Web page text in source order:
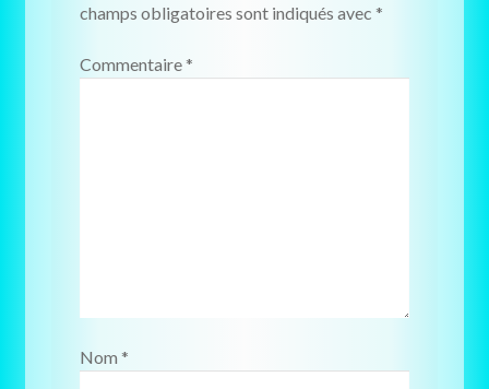
champs obligatoires sont indiqués avec *
Commentaire*
Nom *